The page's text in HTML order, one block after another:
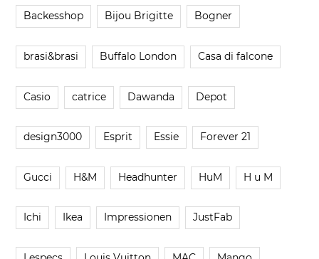
Backesshop Bijou Brigitte Bogner
brasi&brasi Buffalo London Casa di falcone
Casio catrice Dawanda Depot
design3000 Esprit Essie Forever 21
Gucci H&M Headhunter HuM H u M
Ichi Ikea Impressionen JustFab